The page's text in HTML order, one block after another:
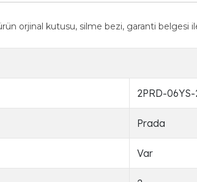
ürün orjinal kutusu, silme bezi, garanti
2PRD-
Prada
Var